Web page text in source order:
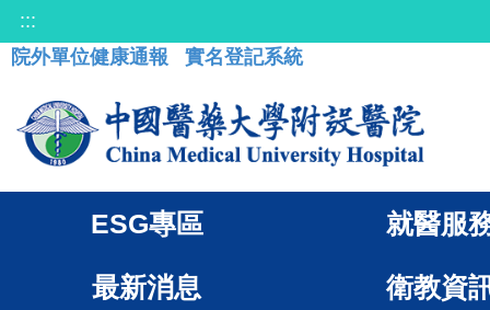
:::
院外單位健康通報
實名登記系統
ESG專區 就醫服
最新消息 衛教資